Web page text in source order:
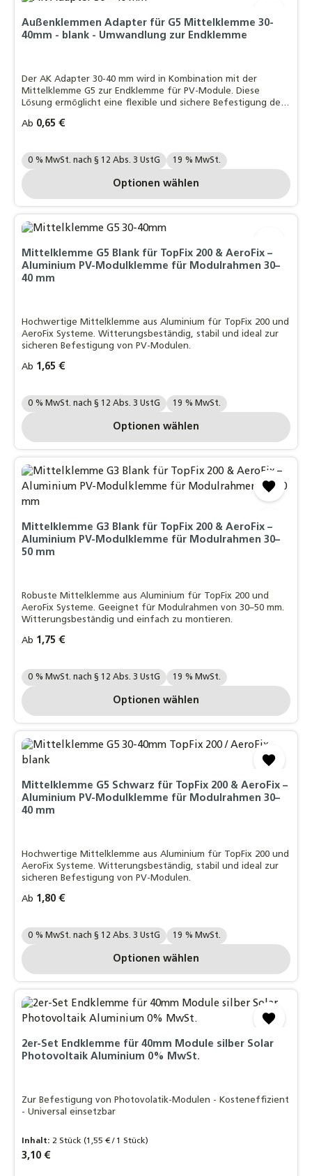
Außenklemmen Adapter für G5 Mittelklemme 30-
40mm - blank - Umwandlung zur Endklemme
Der AK Adapter 30-40 mm wird in Kombination mit der
Mittelklemme G5 zur Endklemme für PV-Module. Diese
Lösung ermöglicht eine flexible und sichere Befestigung der
Regulärer Preis:
Ab 0,65 €
Ihre MwSt. Auswahl::
0 % MwSt. nach § 12 Abs. 3 UstG 19 % MwSt.
Optionen wählen
Mittelklemme G5 Blank für TopFix 200 & AeroFix –
Aluminium PV-Modulklemme für Modulrahmen 30–
40 mm
Hochwertige Mittelklemme aus Aluminium für TopFix 200 und
AeroFix Systeme. Witterungsbeständig, stabil und ideal zur
sicheren Befestigung von PV-Modulen.
Regulärer Preis:
Ab 1,65 €
Ihre MwSt. Auswahl::
0 % MwSt. nach § 12 Abs. 3 UstG 19 % MwSt.
Optionen wählen
Mittelklemme G3 Blank für TopFix 200 & AeroFix –
Aluminium PV-Modulklemme für Modulrahmen 30–
50 mm
Robuste Mittelklemme aus Aluminium für TopFix 200 und
AeroFix Systeme. Geeignet für Modulrahmen von 30–50 mm.
Witterungsbeständig und einfach zu montieren.
Regulärer Preis:
Ab 1,75 €
Ihre MwSt. Auswahl::
0 % MwSt. nach § 12 Abs. 3 UstG 19 % MwSt.
Optionen wählen
Mittelklemme G5 Schwarz für TopFix 200 & AeroFix –
Aluminium PV-Modulklemme für Modulrahmen 30–
40 mm
Hochwertige Mittelklemme aus Aluminium für TopFix 200 und
AeroFix Systeme. Witterungsbeständig, stabil und ideal zur
sicheren Befestigung von PV-Modulen.
Regulärer Preis:
Ab 1,80 €
Ihre MwSt. Auswahl::
0 % MwSt. nach § 12 Abs. 3 UstG 19 % MwSt.
Optionen wählen
2er-Set Endklemme für 40mm Module silber Solar
Photovoltaik Aluminium 0% MwSt.
Zur Befestigung von Photovolatik-Modulen - Kosteneffizient
- Universal einsetzbar
Inhalt:2 Stück(1,55 € / 1 Stück)
Regulärer Preis:
3,10 €